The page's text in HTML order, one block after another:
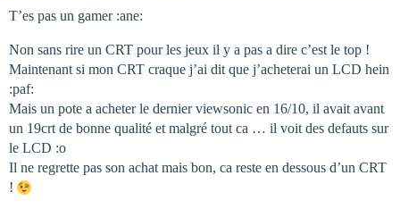
T’es pas un gamer :ane:
Non sans rire un CRT pour les jeux il y a pas a dire c’est le top !
Maintenant si mon CRT craque j’ai dit que j’acheterai un LCD hein
:paf:
Mais un pote a acheter le dernier viewsonic en 16/10, il avait avant
un 19crt de bonne qualité et malgré tout ca … il voit des defauts sur
le LCD :o
Il ne regrette pas son achat mais bon, ca reste en dessous d’un CRT
!